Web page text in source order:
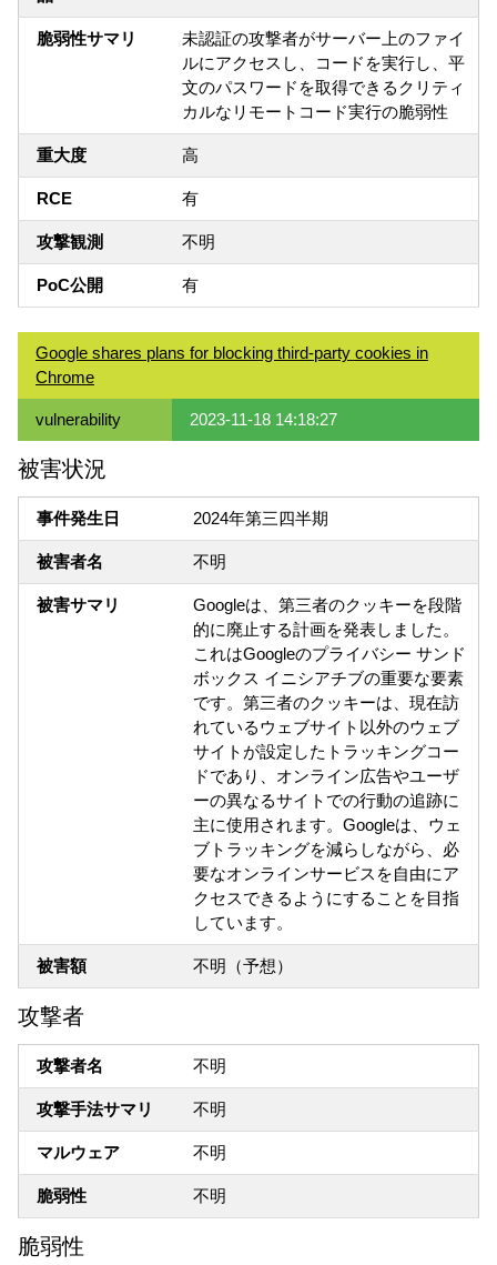
脆弱性サマリ
未認証の攻撃者がサーバー上のファイ
ルにアクセスし、コードを実行し、平
文のパスワードを取得できるクリティ
カルなリモートコード実行の脆弱性
重大度 高
RCE 有
攻撃観測 不明
PoC公開 有
Google shares plans for blocking third-party cookies in
Chrome
vulnerability 2023-11-18 14:18:27
被害状況
事件発生日 2024年第三四半期
被害者名 不明
被害サマリ
Googleは、第三者のクッキーを段階
的に廃止する計画を発表しました。
これはGoogleのプライバシー サンド
ボックス イニシアチブの重要な要素
です。第三者のクッキーは、現在訪
れているウェブサイト以外のウェブ
サイトが設定したトラッキングコー
ドであり、オンライン広告やユーザ
ーの異なるサイトでの行動の追跡に
主に使用されます。Googleは、ウェ
ブトラッキングを減らしながら、必
要なオンラインサービスを自由にア
クセスできるようにすることを目指
しています。
被害額 不明（予想）
攻撃者
攻撃者名 不明
攻撃手法サマリ 不明
マルウェア 不明
脆弱性 不明
脆弱性